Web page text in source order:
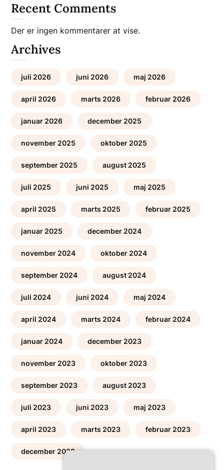
Recent Comments
Der er ingen kommentarer at vise.
Archives
juli 2026 juni 2026 maj 2026
april 2026 marts 2026 februar 2026
januar 2026 december 2025
november 2025 oktober 2025
september 2025 august 2025
juli 2025 juni 2025 maj 2025
april 2025 marts 2025 februar 2025
januar 2025 december 2024
november 2024 oktober 2024
september 2024 august 2024
juli 2024 juni 2024 maj 2024
april 2024 marts 2024 februar 2024
januar 2024 december 2023
november 2023 oktober 2023
september 2023 august 2023
juli 2023 juni 2023 maj 2023
april 2023 marts 2023 februar 2023
december 2022